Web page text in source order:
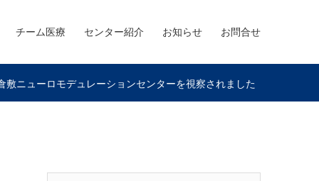
チーム医療 センター紹介 お知らせ お問合せ
ニューロモデュレーションセンターを視察されました